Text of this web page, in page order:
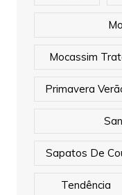
Mocassim
Primavera
Sapatos De
Tendência